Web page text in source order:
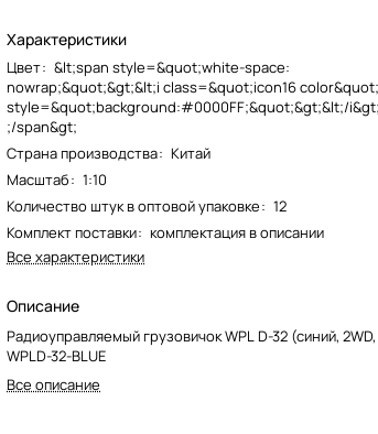
Характеристики
Цвет: &lt;span style=&quot;white-space:
nowrap;&quot;&gt;&lt;i class=&quot;icon16 color&quot;
style=&quot;background:#0000FF;&quot;&gt;&lt;/
;/span&gt;
Страна производства: Китай
Масштаб: 1:10
Количество штук в оптовой упаковке: 12
Комплект поставки: комплектация в описании
Все характеристики
Описание
Радиоуправляемый грузовичок WPL D-32 (синий,
WPLD-32-BLUE
Все описание